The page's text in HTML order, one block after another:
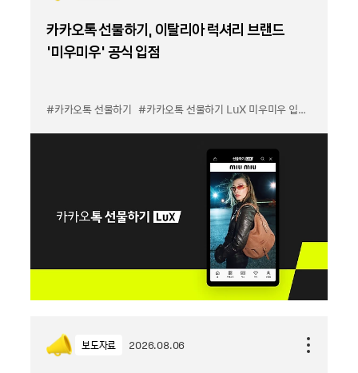
카카오톡 선물하기, 이탈리아 럭셔리 브랜드
'미우미우' 공식 입점
#카카오톡 선물하기 #카카오톡 선물하기 LuX 미우미우 입점
보도자료 2026.08.06